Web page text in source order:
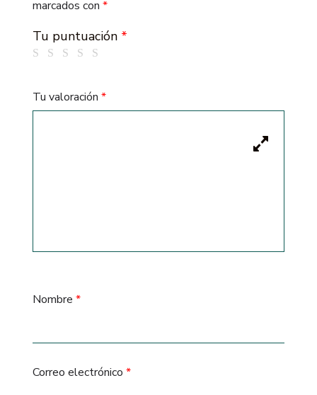
marcados con *
Tu puntuación *
Tu valoración *
Nombre *
Correo electrónico *